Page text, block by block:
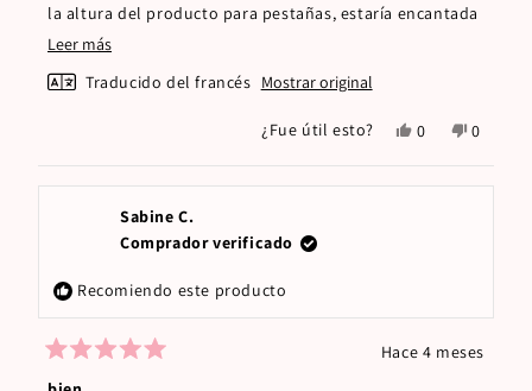
la altura del producto para pestañas, estaría encantada
porque es fantástico.
Leer másLeer
más
reseña
Traducido del francés Mostrar original
¿Fue útil esto?
Sí,
reseña
de
0
votaron
sí
No,
reseña
de
0
votaron
no
Sabine C.
Comprador verificado
Recomiendo este producto
5
Hace 4 meses